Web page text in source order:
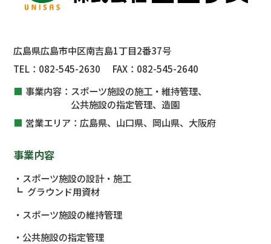
広島県広島市中区南吉島1丁目2番37号
TEL： 082-545-2630 FAX： 082-545-2640
事業内容： スポーツ施設の施工・維持管理、
公共施設の指定管理、 造園
営業エリア： 広島県、山口県、岡山県、大阪府
事業内容
スポーツ施設の設計・施工
グラウンド用資材
スポーツ施設の維持管理
公共施設の指定管理